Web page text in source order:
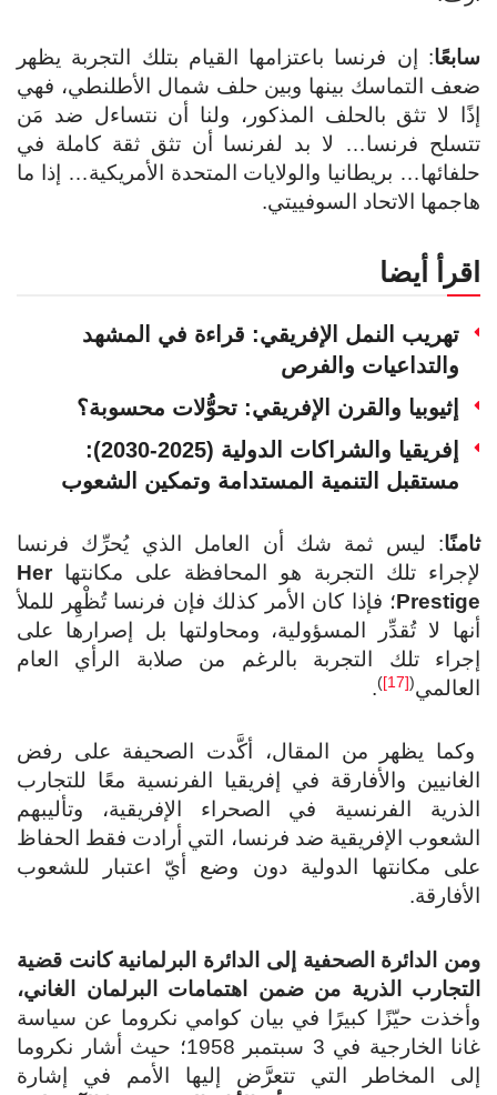
سابعًا: إن فرنسا باعتزامها القيام بتلك التجربة يظهر
ضعف التماسك بينها وبين حلف شمال الأطلنطي، فهي
إذًا لا تثق بالحلف المذكور، ولنا أن نتساءل ضد مَن
تتسلح فرنسا… لا بد لفرنسا أن تثق ثقة كاملة في
حلفائها… بريطانيا والولايات المتحدة الأمريكية… إذا ما
هاجمها الاتحاد السوفييتي.
اقرأ أيضا
تهريب النمل الإفريقي: قراءة في المشهد
والتداعيات والفرص
إثيوبيا والقرن الإفريقي: تحوُّلات محسوبة؟
إفريقيا والشراكات الدولية (2025-2030):
مستقبل التنمية المستدامة وتمكين الشعوب
ثامنًا: ليس ثمة شك أن العامل الذي يُحرِّك فرنسا
لإجراء تلك التجربة هو المحافظة على مكانتهاHer
Prestige؛ فإذا كان الأمر كذلك فإن فرنسا تُظْهِر للملأ
أنها لا تُقدِّر المسؤولية، ومحاولتها بل إصرارها على
إجراء تلك التجربة بالرغم من صلابة الرأي العام
العالمي(
[17]
)
.
وكما يظهر من المقال، أكَّدت الصحيفة على رفض
الغانيين والأفارقة في إفريقيا الفرنسية معًا للتجارب
الذرية الفرنسية في الصحراء الإفريقية، وتأليبهم
الشعوب الإفريقية ضد فرنسا، التي أرادت فقط الحفاظ
على مكانتها الدولية دون وضع أيّ اعتبار للشعوب
الأفارقة.
ومن الدائرة الصحفية إلى الدائرة البرلمانية كانت قضية
التجارب الذرية من ضمن اهتمامات البرلمان الغاني،
وأخذت حيّزًا كبيرًا في بيان كوامي نكروما عن سياسة
غانا الخارجية في 3 سبتمبر 1958؛ حيث أشار نكروما
إلى المخاطر التي تتعرَّض إليها الأمم في إشارة